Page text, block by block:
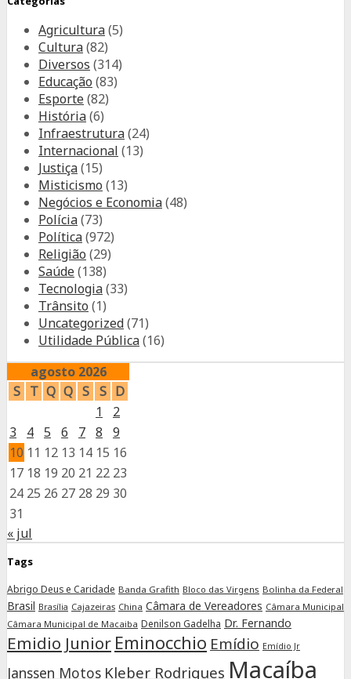
Agricultura(5)
Cultura(82)
Diversos (314)
Educação (83)
Esporte(82)
História(6)
Infraestrutura(24)
Internacional (13)
Justiça(15)
Misticismo (13)
Negócios e Economia(48)
Polícia(73)
Política(972)
Religião (29)
Saúde(138)
Tecnologia(33)
Trânsito (1)
Uncategorized(71)
Utilidade Pública(16)
agosto 2026
S
T Q Q S S D
1
2
3
4 5 6 7 8
9
10 11 12 13 14 15 16
17 18 19 20 21 22 23
24 25 26 27 28 29 30
31
« jul
Tags
Abrigo Deus e Caridade Banda Grafith Bloco das Virgens Bolinha da Federal
Brasil Brasília Cajazeiras China Câmara de Vereadores Câmara Municipal
Câmara Municipal de Macaiba Denilson Gadelha Dr. Fernando
Emidio Junior Eminocchio Emídio Emídio Jr
Janssen Motos Kleber Rodrigues Macaíba